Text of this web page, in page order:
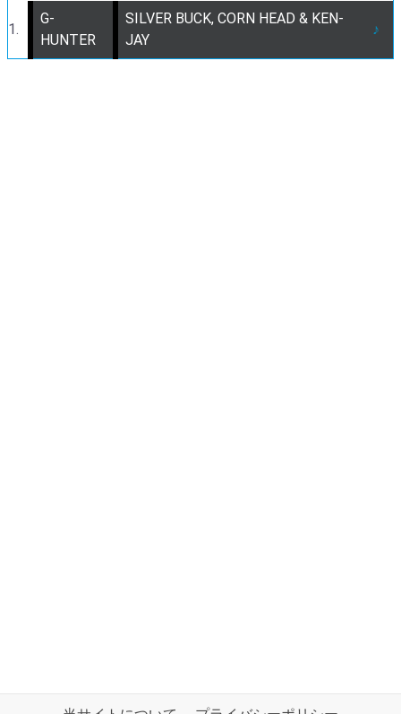
1.
G-
HUNTER
SILVER BUCK, CORN HEAD & KEN-
JAY
♪